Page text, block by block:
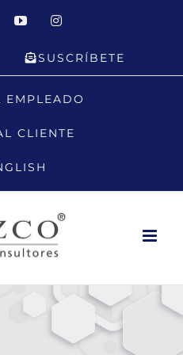
YouTubeInstagram
SUSCRÍBETE
EMPLEADO
CLIENTE